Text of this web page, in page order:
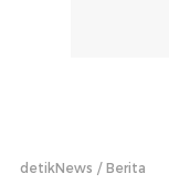
detikNews Berita